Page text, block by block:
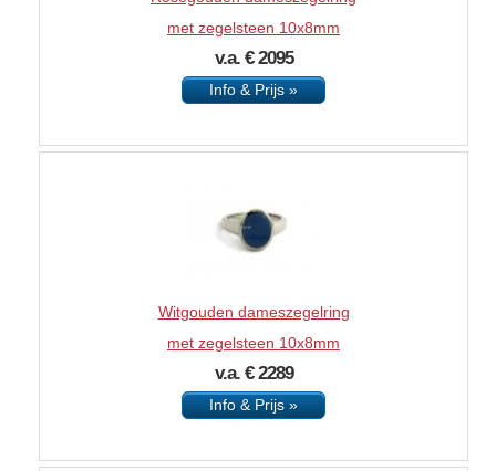
met zegelsteen 10x8mm
v.a. € 2095
Info & Prijs »
Witgouden dameszegelring
met zegelsteen 10x8mm
v.a. € 2289
Info & Prijs »